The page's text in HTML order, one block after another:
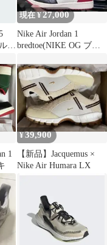
ト
現在 ¥27,000
Nike Air Jordan 1
bredtoe(NIKE OG ブレ
1
¥39,900
【新品】Jacquemus ×
Nike Air Humara LX